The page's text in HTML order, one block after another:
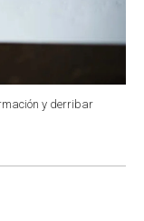
y derribar